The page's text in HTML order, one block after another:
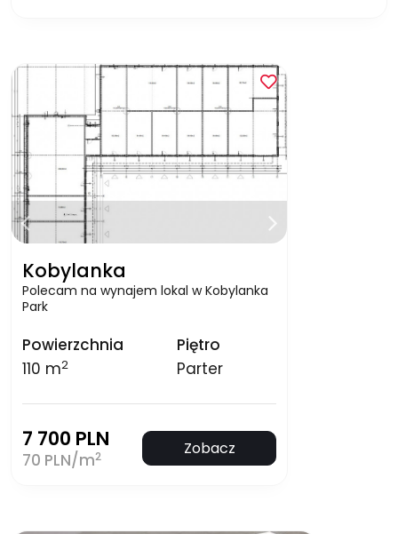
Kobylanka
Polecam na wynajem lokal w Kobylanka
Park
Powierzchnia
110 m2
Piętro
Parter
7 700 PLN
70 PLN/m2 Zobacz